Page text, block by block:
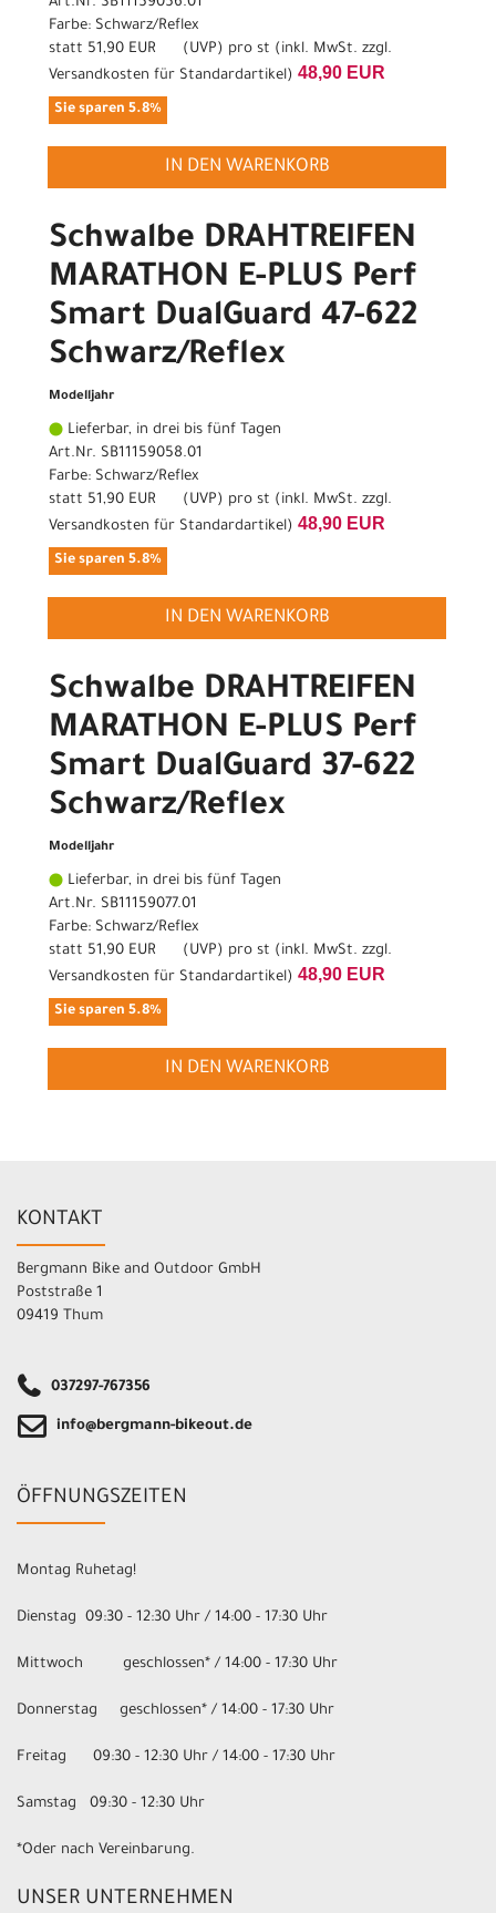
Farbe: Schwarz/Reflex
statt 51,90 EUR ( UVP) pro st (inkl. MwSt. zzgl.
Versandkosten für Standardartikel) 48,90 EUR
Sie sparen 5.8%
IN DEN WARENKORB
Schwalbe DRAHTREIFEN
MARATHON E-PLUS Perf
Smart DualGuard 47-622
Schwarz/Reflex
Modelljahr
Lieferbar, in drei bis fünf Tagen
Art.Nr. SB11159058.01
Farbe: Schwarz/Reflex
statt 51,90 EUR ( UVP) pro st (inkl. MwSt. zzgl.
Versandkosten für Standardartikel) 48,90 EUR
Sie sparen 5.8%
IN DEN WARENKORB
Schwalbe DRAHTREIFEN
MARATHON E-PLUS Perf
Smart DualGuard 37-622
Schwarz/Reflex
Modelljahr
Lieferbar, in drei bis fünf Tagen
Art.Nr. SB11159077.01
Farbe: Schwarz/Reflex
statt 51,90 EUR ( UVP) pro st (inkl. MwSt. zzgl.
Versandkosten für Standardartikel) 48,90 EUR
Sie sparen 5.8%
IN DEN WARENKORB
KONTAKT
Bergmann Bike and Outdoor GmbH
Poststraße 1
09419 Thum
037297-767356
info@bergmann-bikeout.de
ÖFFNUNGSZEITEN
Montag Ruhetag!
Dienstag 09:30 - 12:30 Uhr / 14:00 - 17:30 Uhr
Mittwoch geschlossen* / 14:00 - 17:30 Uhr
Donnerstag geschlossen* / 14:00 - 17:30 Uhr
Freitag 09:30 - 12:30 Uhr / 14:00 - 17:30 Uhr
Samstag 09:30 - 12:30 Uhr
*Oder nach Vereinbarung.
UNSER UNTERNEHMEN